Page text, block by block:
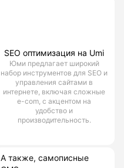
SEO оптимизация на Umi
Юми предлагает широкий
набор инструментов для SEO и
управления сайтами в
интернете, включая сложные
e-com, с акцентом на
удобство и
производительность.
А также, самописные